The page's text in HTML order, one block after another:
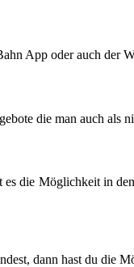
App oder auch der
die man auch als
die Möglichkeit in
dann hast du die